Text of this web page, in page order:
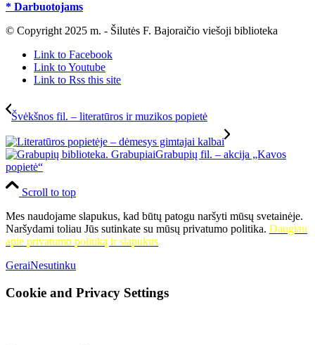
* Darbuotojams
© Copyright 2025 m. - Šilutės F. Bajoraičio viešoji biblioteka
Link to Facebook
Link to Youtube
Link to Rss this site
Švėkšnos fil. – literatūros ir muzikos popietė
Grabupių fil. – akcija „Kavos
popietė“
Scroll to top
Mes naudojame slapukus, kad būtų patogu naršyti mūsų svetainėje.
Naršydami toliau Jūs sutinkate su mūsų privatumo politika. Daugiau
apie privatumo politiką ir slapukus
GeraiNesutinku
Cookie and Privacy Settings